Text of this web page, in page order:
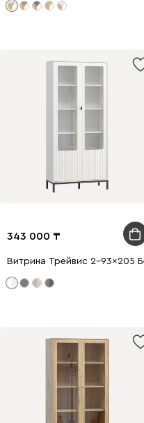
343 000
Витрина Трейвис 2-93x205